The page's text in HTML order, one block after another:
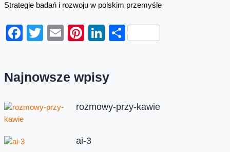
Strategie badań i rozwoju w polskim przemyśle
Facebook
Twitter
EmailPinterest
LinkedIn
Share
Najnowsze wpisy
rozmowy-przy-kawie
ai-3